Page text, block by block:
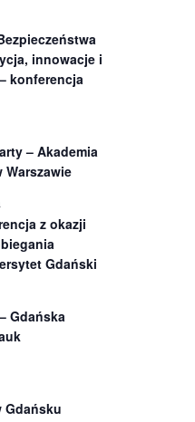
innowacje i
konferencja
– Akademia
Warszawie
z okazji
Gdański
Gdańska
Gdańsku